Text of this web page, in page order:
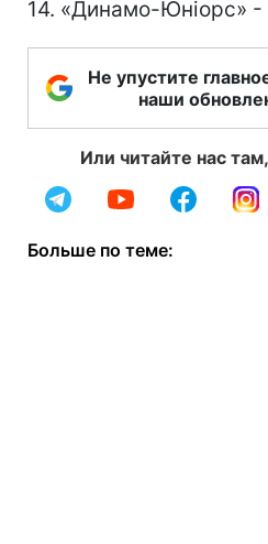
14. «Динамо-Юніорс» -
Не упустите
наши
Или читайте нас
Больше по теме: